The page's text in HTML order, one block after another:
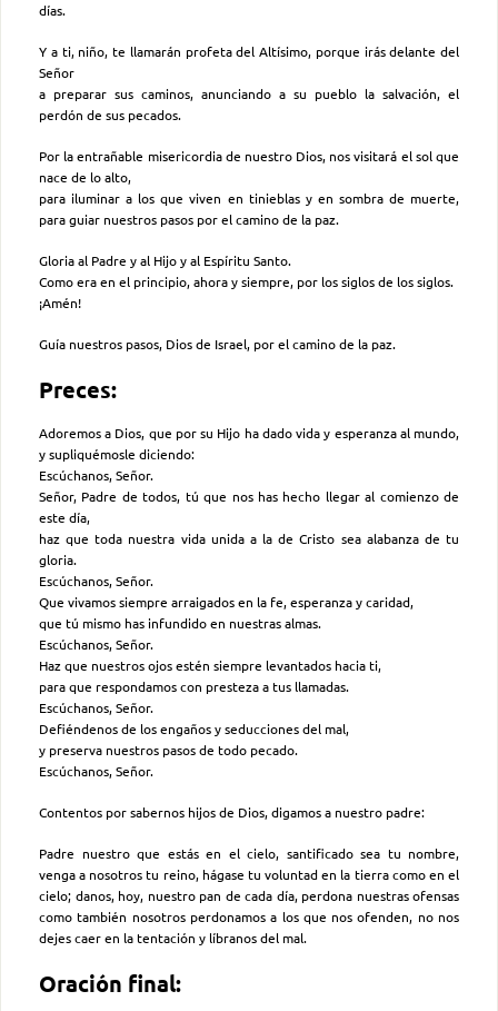
días.
Y a ti, niño, te llamarán profeta del Altísimo, porque irás delante del
Señor
a preparar sus caminos, anunciando a su pueblo la salvación, el
perdón de sus pecados.
Por la entrañable misericordia de nuestro Dios, nos visitará el sol que
nace de lo alto,
para iluminar a los que viven en tinieblas y en sombra de muerte,
para guiar nuestros pasos por el camino de la paz.
Gloria al Padre y al Hijo y al Espíritu Santo.
Como era en el principio, ahora y siempre, por los siglos de los siglos.
¡Amén!
Guía nuestros pasos, Dios de Israel, por el camino de la paz.
Preces:
Adoremos a Dios, que por su Hijo ha dado vida y esperanza al mundo,
y supliquémosle diciendo:
Escúchanos, Señor.
Señor, Padre de todos, tú que nos has hecho llegar al comienzo de
este día,
haz que toda nuestra vida unida a la de Cristo sea alabanza de tu
gloria.
Escúchanos, Señor.
Que vivamos siempre arraigados en la fe, esperanza y caridad,
que tú mismo has infundido en nuestras almas.
Escúchanos, Señor.
Haz que nuestros ojos estén siempre levantados hacia ti,
para que respondamos con presteza a tus llamadas.
Escúchanos, Señor.
Defiéndenos de los engaños y seducciones del mal,
y preserva nuestros pasos de todo pecado.
Escúchanos, Señor.
Contentos por sabernos hijos de Dios, digamos a nuestro padre:
Padre nuestro que estás en el cielo, santificado sea tu nombre,
venga a nosotros tu reino, hágase tu voluntad en la tierra como en el
cielo; danos, hoy, nuestro pan de cada día, perdona nuestras ofensas
como también nosotros perdonamos a los que nos ofenden, no nos
dejes caer en la tentación y líbranos del mal.
Oración final: